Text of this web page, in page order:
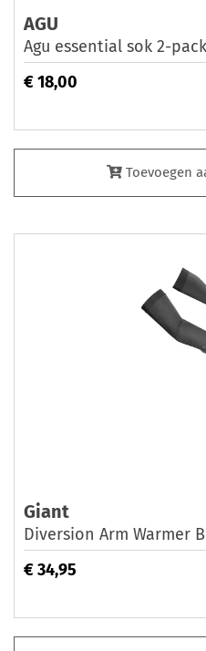
AGU
Agu essential sok 2-
€ 18,00
Toevoegen
Giant
Diversion Arm Warmer
€ 34,95